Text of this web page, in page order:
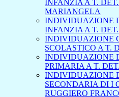
INFANZIA A T.
MARIANGELA
INDIVIDUAZIONE
INFANZIA A T.
INDIVIDUAZIONE
SCOLASTICO A T.
INDIVIDUAZIONE
PRIMARIA A T.
INDIVIDUAZIONE
SECONDARIA DI I
RUGGIERO